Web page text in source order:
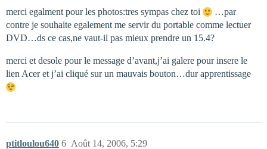
merci egalment pour les photos:tres sympas chez toi
…par
contre je souhaite egalement me servir du portable comme lectuer
DVD…ds ce cas,ne vaut-il pas mieux prendre un 15.4?
merci et desole pour le message d’avant,j’ai galere pour insere le
lien Acer et j’ai cliqué sur un mauvais bouton…dur apprentissage
ptitloulou640 Août 14, 2006, 5:29
6